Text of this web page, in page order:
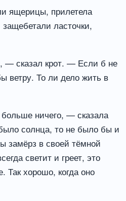
ящерицы, прилетела
ласточки,
— сказал крот. — Если б не
ветру. То ли дело жить в
ничего, — сказала
солнца, то не было бы и
замёрз в своей тёмной
светит и греет, это
Так хорошо, когда оно